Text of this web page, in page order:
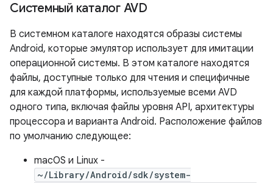
Системный каталог AVD
В системном каталоге находятся образы системы
Android, которые эмулятор использует для имитации
операционной системы. В этом каталоге находятся
файлы, доступные только для чтения и специфичные
для каждой платформы, используемые всеми AVD
одного типа, включая файлы уровня API, архитектуры
процессора и варианта Android. Расположение файлов
по умолчанию следующее:
macOS и Linux -
~/Library/Android/sdk/system-